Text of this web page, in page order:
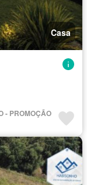
Casa
- PROMOÇÃO